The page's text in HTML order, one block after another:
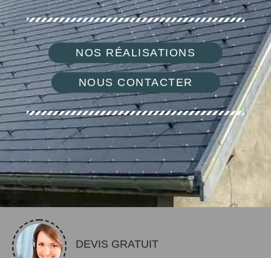
NOS RÉALISATIONS
NOUS CONTACTER
DEVIS GRATUIT